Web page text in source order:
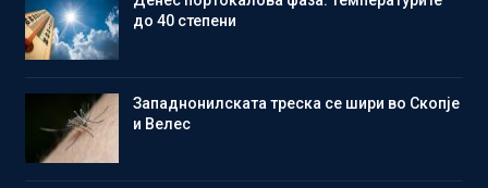
до 40 степени
Западнонилската треска се шири во Скопје
и Велес